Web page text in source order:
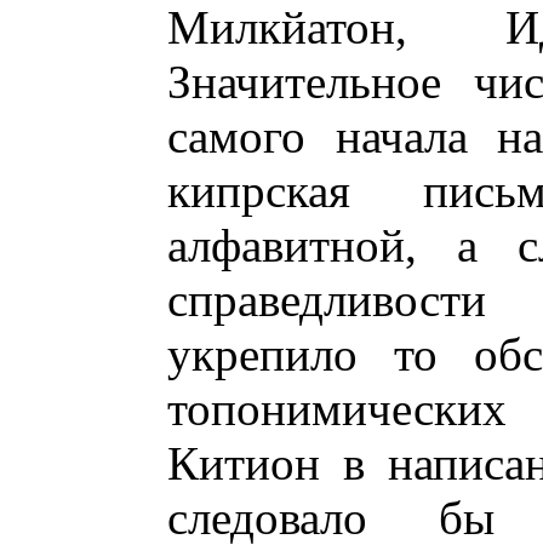
Милкйатон,
Значительное
самого начала
кипрская
алфавитной, а
укрепило то
Китион в
следовало